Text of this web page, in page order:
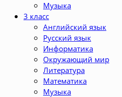
Музыка
3 класс
Английский язык
Русский язык
Информатика
Окружающий мир
Литература
Математика
Музыка